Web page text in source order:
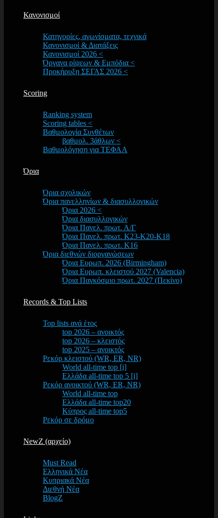
Κανονισμοί
Κατηγορίες, αγωνίσματα, τεχνικά
Κανονισμοί & Διατάξεις
Κανονισμοί 2026 <
Όργανα ρίψεων & Εμπόδια <
Προκήρυξη ΣΕΓΑΣ 2026 <
Scoring
Ranking system
Scoring tables <
Βαθμολογία Συνθέτων
βαθμολ. 3άθλων <
Βαθμολόγηση για ΤΕΦΑΑ
Όρια
Όρια σχολικών
Όρια πανελληνίων & διασυλλογικών
Όρια 2026 <
Όρια διασυλλογικών
Όρια Πανελ. πρωτ. Α/Γ
Όρια Πανελ. πρωτ. Κ23-Κ20-Κ18
Όρια Πανελ. πρωτ. Κ16
Όρια διεθνών διοργανώσεων
Όρια Ευρωπ. 2026 (Birmingham)
Όρια Ευρωπ. κλειστού 2027 (Valencia)
Όρια Παγκόσμιο πρωτ. 2027 (Πεκίνο)
Records & Top Lists
Top lists ανά έτος
top 2026 – ανοικτός
top 2026 – κλειστός
top 2025 – ανοικτός
Ρεκόρ κλειστού (WR, ER, NR)
World all-time top [i]
Ελλάδα all-time top 5 [i]
Ρεκόρ ανοικτού (WR, ER, NR)
World all-time top
Ελλάδα all-time top20
Κύπρος all-time top5
Ρεκόρ σε δρόμο
NewZ (αρχείο)
Must Read
Ελληνικά Νέα
Κυπριακά Νέα
Διεθνή Νέα
BlogZ